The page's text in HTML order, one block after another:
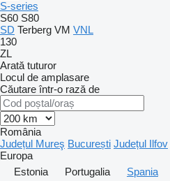
S-series
S60 S80
SD Terberg VM VNL
130
ZL
Arată tuturor
Locul de amplasare
Căutare într-o rază de
România
Județul Mureş București Județul Ilfov
Europa
Estonia
Portugalia Spania